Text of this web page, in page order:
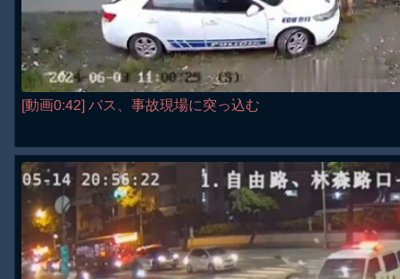
[動画0:42] バス、事故現場に突っ込む